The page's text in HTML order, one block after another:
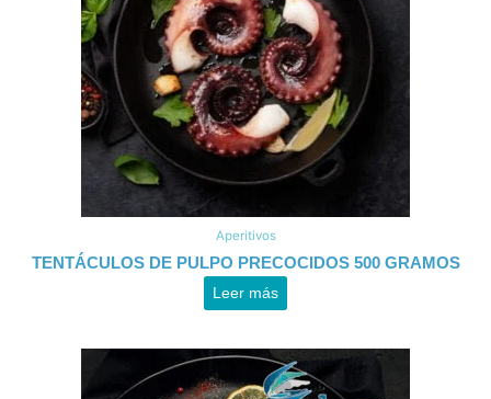
Aperitivos
TENTÁCULOS DE PULPO PRECOCIDOS 500 GRAMOS
Leer más